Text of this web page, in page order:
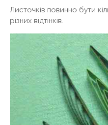
Листочків повинно бути
різних відтінків.